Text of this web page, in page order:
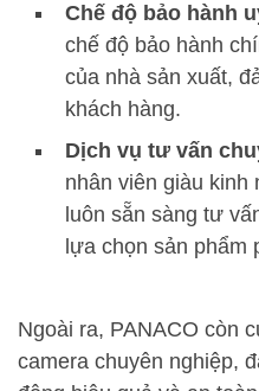
Chế độ bảo hành
chế độ bảo hành
của nhà sản xuất,
khách hàng.
Dịch vụ tư vấn
nhân viên giàu kinh
luôn sẵn sàng tư
lựa chọn sản phẩm
Ngoài ra, PANACO còn
camera chuyên nghiệp,